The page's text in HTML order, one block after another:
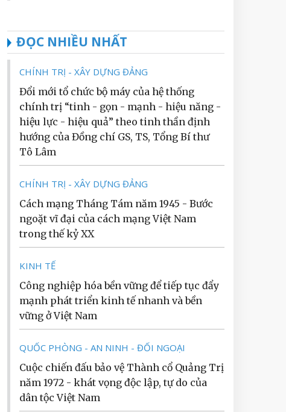
ĐỌC NHIỀU NHẤT
CHÍNH TRỊ - XÂY DỰNG ĐẢNG
Đổi mới tổ chức bộ máy của hệ thống
chính trị “tinh - gọn - mạnh - hiệu năng -
hiệu lực - hiệu quả” theo tinh thần định
hướng của Đồng chí GS, TS, Tổng Bí thư
Tô Lâm
CHÍNH TRỊ - XÂY DỰNG ĐẢNG
Cách mạng Tháng Tám năm 1945 - Bước
ngoặt vĩ đại của cách mạng Việt Nam
trong thế kỷ XX
KINH TẾ
Công nghiệp hóa bền vững để tiếp tục đẩy
mạnh phát triển kinh tế nhanh và bền
vững ở Việt Nam
QUỐC PHÒNG - AN NINH - ĐỐI NGOẠI
Cuộc chiến đấu bảo vệ Thành cổ Quảng Trị
năm 1972 - khát vọng độc lập, tự do của
dân tộc Việt Nam